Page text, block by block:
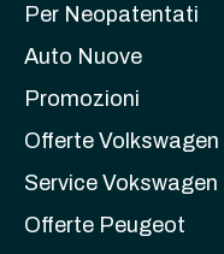
Per Neopatentati
Auto Nuove
Promozioni
Offerte Volkswagen
Service Vokswagen
Offerte Peugeot